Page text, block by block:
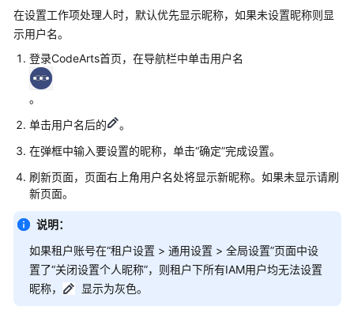
计
费
说
明
入
门
用
户
指
最
佳
实
在设置工作项处理人时，默认优先显示昵称，如果未设置昵称则显
示用户名。
登录CodeArts首页，在导航栏中单击用户名
。
单击用户名后的
。
在弹框中输入要设置的昵称，单击“确定”完成设置。
刷新页面，页面右上角用户名处将显示新昵称。如果未显示请刷
新页面。
说明：
如果租户账号在“租户设置 > 通用设置 > 全局设置”页面中设
置了“关闭设置个人昵称”，则租户下所有IAM用户均无法设置
昵称，
显示为灰色。